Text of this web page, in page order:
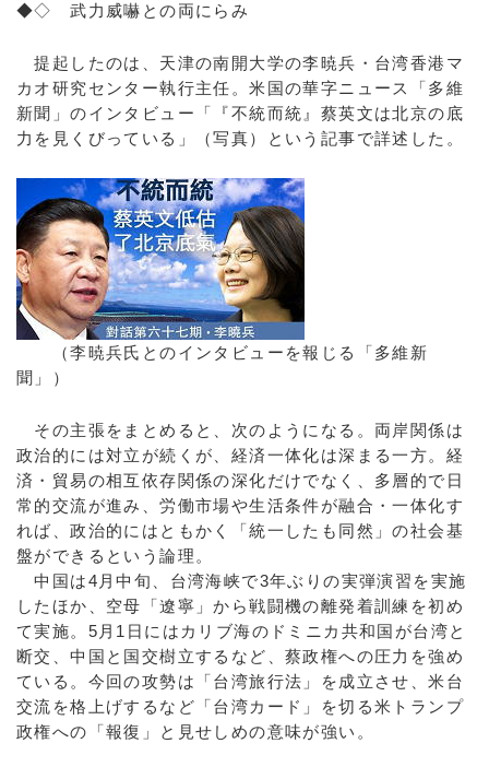
◆◇ 武力威嚇との両にらみ
提起したのは、天津の南開大学の李暁兵・台湾香港マ
カオ研究センター執行主任。米国の華字ニュース「多維
新聞」のインタビュー「『不統而統』蔡英文は北京の底
力を見くびっている」（写真）という記事で詳述した。
（李暁兵氏とのインタビューを報じる「多維新
聞」）
その主張をまとめると、次のようになる。両岸関係は
政治的には対立が続くが、経済一体化は深まる一方。経
済・貿易の相互依存関係の深化だけでなく、多層的で日
常的交流が進み、労働市場や生活条件が融合・一体化す
れば、政治的にはともかく「統一したも同然」の社会基
盤ができるという論理。
中国は4月中旬、台湾海峡で3年ぶりの実弾演習を実施
したほか、空母「遼寧」から戦闘機の離発着訓練を初め
て実施。5月1日にはカリブ海のドミニカ共和国が台湾と
断交、中国と国交樹立するなど、蔡政権への圧力を強め
ている。今回の攻勢は「台湾旅行法」を成立させ、米台
交流を格上げするなど「台湾カード」を切る米トランプ
政権への「報復」と見せしめの意味が強い。